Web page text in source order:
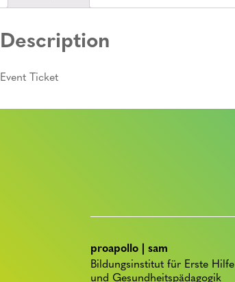
Description
Event Ticket
proapollo | sam
Bildungsinstitut für Erste Hilfe
und Gesundheitspädagogik